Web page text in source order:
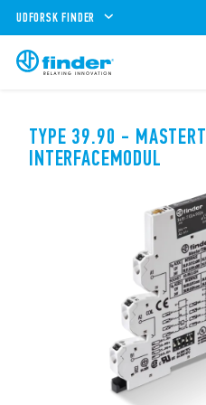
UDFORSK FINDER
TYPE 39.90 -
INTERFACEMODUL